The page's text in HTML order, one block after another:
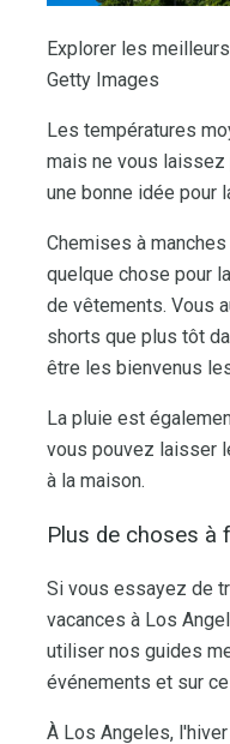
Explorer les
Getty Images
Les températures
mais ne vous laissez
une bonne idée pour
Chemises à
quelque chose pour
de vêtements. Vous
shorts que plus tôt
être les bienvenus
La pluie est
vous pouvez laisser
à la maison.
Plus de choses à
Si vous essayez de
vacances à Los
utiliser nos guides
événements et sur
À Los Angeles,